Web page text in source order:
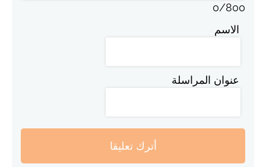
0/800
الاسم
عنوان المراسلة
أترك تعليقا